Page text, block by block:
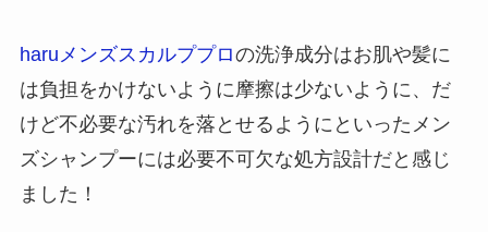
haruメンズスカルププロの洗浄成分はお肌や髪に
は負担をかけないように摩擦は少ないように、だ
けど不必要な汚れを落とせるようにといったメン
ズシャンプーには必要不可欠な処方設計だと感じ
ました！